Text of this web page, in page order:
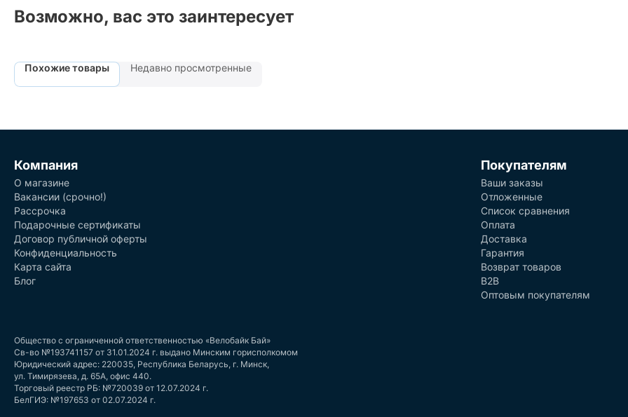
Возможно, вас это заинтересует
Похожие товары Недавно просмотренные
Компания
О магазине
Вакансии (срочно!)
Рассрочка
Подарочные сертификаты
Договор публичной оферты
Конфиденциальность
Карта сайта
Блог
Покупателям
Ваши заказы
Отложенные
Список сравнения
Оплата
Доставка
Гарантия
Возврат товаров
B2B
Оптовым покупателям
Общество с ограниченной ответственностью «Велобайк Бай»
Св-во №193741157 от 31.01.2024 г. выдано Минским горисполкомом
Юридический адрес: 220035, Республика Беларусь, г. Минск,
ул. Тимирязева, д. 65А, офис 440.
Торговый реестр РБ: №720039 от 12.07.2024 г.
БелГИЭ: №197653 от 02.07.2024 г.